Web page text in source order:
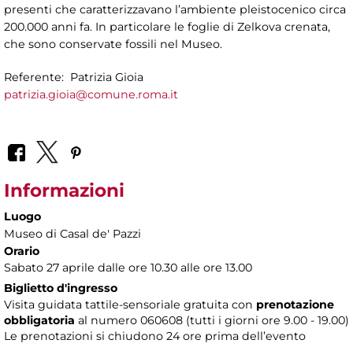
presenti che caratterizzavano l’ambiente pleistocenico circa
200.000 anni fa. In particolare le foglie di Zelkova crenata,
che sono conservate fossili nel Museo.
Referente: Patrizia Gioia
patrizia.gioia@comune.roma.it
Informazioni
Luogo
Museo di Casal de' Pazzi
Orario
Sabato 27 aprile dalle ore 10.30 alle ore 13.00
Biglietto d'ingresso
Visita guidata tattile-sensoriale gratuita con prenotazione
obbligatoria al numero 060608 (tutti i giorni ore 9.00 - 19.00)
Le prenotazioni si chiudono 24 ore prima dell’evento